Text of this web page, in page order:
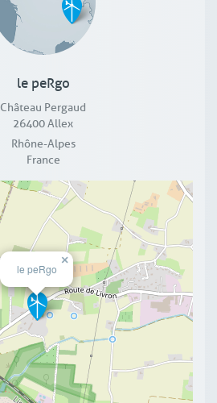
le peRgo
Château Pergaud
26400Allex
Rhône-Alpes
France
le peRgo
×